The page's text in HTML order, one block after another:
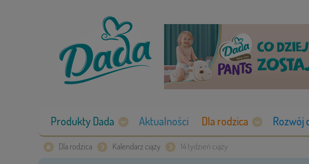
Produkty Dada Aktualności Dla rodzica Rozwój
Dla rodzica Kalendarz ciąży 14 tydzień ciąży